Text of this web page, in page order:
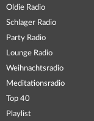
Oldie Radio
Schlager Radio
Party Radio
Lounge Radio
Weihnachtsradio
Meditationsradio
Top 40
Playlist